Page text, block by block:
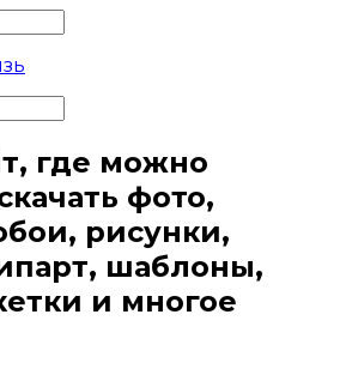
где можно
фото,
рисунки,
шаблоны,
и многое